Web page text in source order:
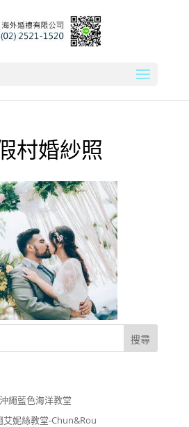
村婚紗照
繩藍色海洋教堂
艾妮絲教堂-Chun&Rou